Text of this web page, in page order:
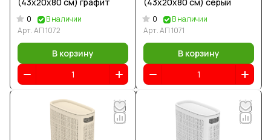
0
В наличии
Арт.АП 1072
В корзину
0
В наличии
Арт.АП 1071
В корзину